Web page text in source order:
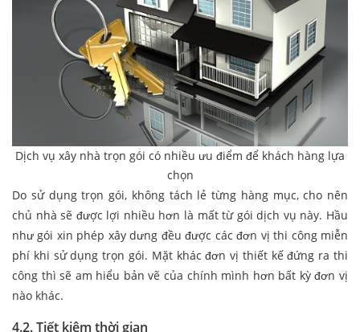
Dịch vụ xây nhà trọn gói có nhiều ưu điểm để khách hàng lựa
chọn
Do sử dụng trọn gói, không tách lẻ từng hàng mục, cho nên
chủ nhà sẽ được lợi nhiều hơn là mất từ gói dịch vụ này. Hầu
như gói xin phép xây dưng đều được các đơn vị thi công miễn
phí khi sử dụng trọn gói. Mặt khác đơn vị thiết kế đứng ra thi
công thì sẽ am hiểu bản vẽ của chính mình hơn bất kỳ đơn vị
nào khác.
4.2. Tiết kiệm thời gian